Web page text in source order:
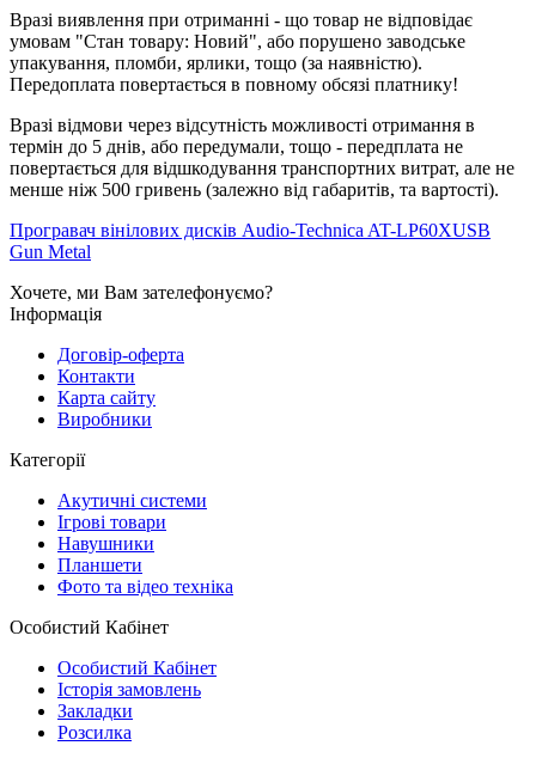
Вразі виявлення при отриманні - що товар не відповідає
умовам "Стан товару: Новий", або порушено заводське
упакування, пломби, ярлики, тощо (за наявністю).
Передоплата повертається в повному обсязі платнику!
Вразі відмови через відсутність можливості отримання в
термін до 5 днів, або передумали, тощо - передплата не
повертається для відшкодування транспортних витрат, але не
менше ніж 500 гривень (залежно від габаритів, та вартості).
Програвач вінілових дисків Audio-Technica AT-LP60XUSB
Gun Metal
Хочете, ми Вам зателефонуємо?
Інформація
Договір-оферта
Контакти
Карта сайту
Виробники
Категорії
Акутичні системи
Ігрові товари
Навушники
Планшети
Фото та відео техніка
Особистий Кабінет
Особистий Кабінет
Історія замовлень
Закладки
Розсилка